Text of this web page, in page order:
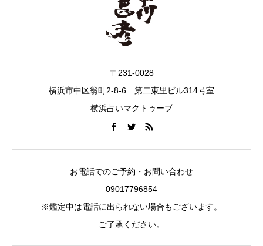
〒231-0028
横浜市中区翁町2-8-6 第二東里ビル314号室
横浜占いマクトゥーブ
お電話でのご予約・お問い合わせ
09017796854
※鑑定中は電話に出られない場合もございます。
ご了承ください。